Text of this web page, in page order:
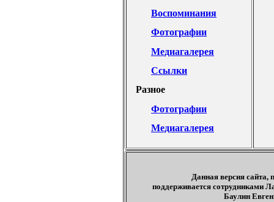
Воспоминания
Фотографии
Медиагалерея
Ссылки
Разное
Фотографии
Медиагалерея
Данная версия сайта,
поддерживается сотрудниками
Баулин